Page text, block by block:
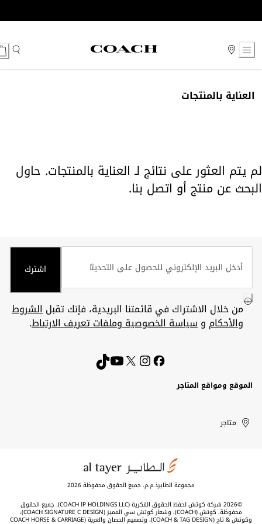
to
العناية بالمنتجات
لم يتم العثور على نتائج لـ العناية بالمنتجات. حاول
البحث عن منتج أو اتصل بنا.
اشترك
من خلال الاشتراك في قائمتنا البريدية، فإنك تقبلالشروط
والأحكام وسياسة الخصوصية وملفات تعريف الارتباط.
الموقع ومواقع المتاجر
United
Arab
Kuwait
الإمارات
العربية
الكويت
متاجر
مجموعة الطايرذ.م.م. جميع الحقوق محفوظة 2026
©2026 شركة كوتش لحفظ الحقوق الفكرية (COACH IP HOLDINGS LLC). جميع الحقوق
محفوظة. كوتش (COACH)، وشعار كوتش سي المميز (COACH SIGNATURE C DESIGN)،
وكوتش & تاج (COACH & TAG DESIGN)، وتصميم الحصان والعربة (COACH HORSE & CARRIAGE